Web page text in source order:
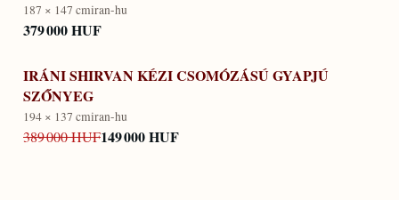
187 × 147 cmiran-hu
379 000 HUF
IRÁNI SHIRVAN KÉZI CSOMÓZÁSÚ GYAPJÚ
SZŐNYEG
194 × 137 cmiran-hu
389 000 HUF149 000 HUF